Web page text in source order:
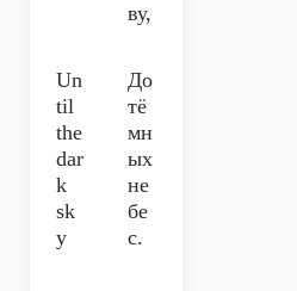
ву,
Un
til
the
dar
k
sk
y
До
тё
мн
ых
не
бе
с.